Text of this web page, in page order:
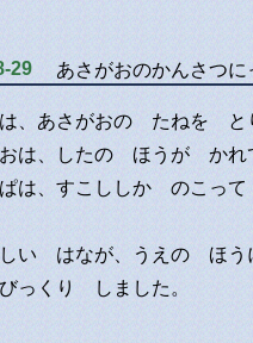
29 あさがおのかんさつに
、あさがおの たねを と
は、したの ほうが かれ
は、すこししか のこっ
い はなが、うえの ほ
っくり しました。